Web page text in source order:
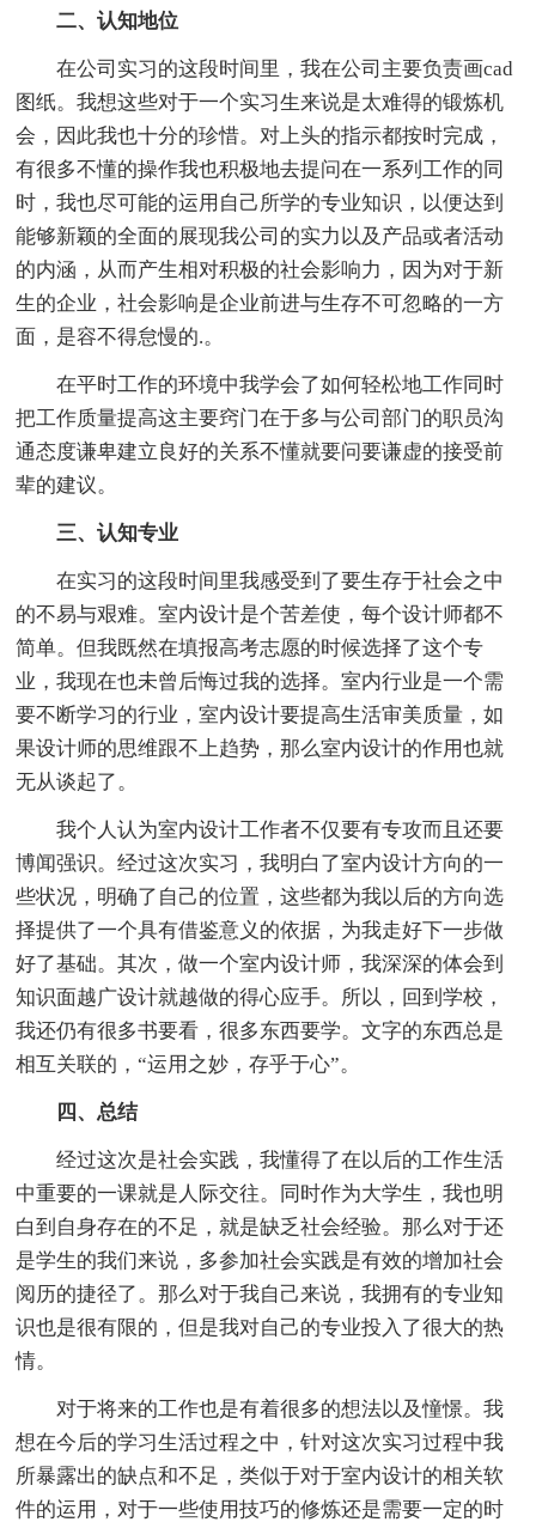
二、认知地位
在公司实习的这段时间里，我在公司主要负责画cad
图纸。我想这些对于一个实习生来说是太难得的锻炼机
会，因此我也十分的珍惜。对上头的指示都按时完成，
有很多不懂的操作我也积极地去提问在一系列工作的同
时，我也尽可能的运用自己所学的专业知识，以便达到
能够新颖的全面的展现我公司的实力以及产品或者活动
的内涵，从而产生相对积极的社会影响力，因为对于新
生的企业，社会影响是企业前进与生存不可忽略的一方
面，是容不得怠慢的.。
在平时工作的环境中我学会了如何轻松地工作同时
把工作质量提高这主要窍门在于多与公司部门的职员沟
通态度谦卑建立良好的关系不懂就要问要谦虚的接受前
辈的建议。
三、认知专业
在实习的这段时间里我感受到了要生存于社会之中
的不易与艰难。室内设计是个苦差使，每个设计师都不
简单。但我既然在填报高考志愿的时候选择了这个专
业，我现在也未曾后悔过我的选择。室内行业是一个需
要不断学习的行业，室内设计要提高生活审美质量，如
果设计师的思维跟不上趋势，那么室内设计的作用也就
无从谈起了。
我个人认为室内设计工作者不仅要有专攻而且还要
博闻强识。经过这次实习，我明白了室内设计方向的一
些状况，明确了自己的位置，这些都为我以后的方向选
择提供了一个具有借鉴意义的依据，为我走好下一步做
好了基础。其次，做一个室内设计师，我深深的体会到
知识面越广设计就越做的得心应手。所以，回到学校，
我还仍有很多书要看，很多东西要学。文字的东西总是
相互关联的，“运用之妙，存乎于心”。
四、总结
经过这次是社会实践，我懂得了在以后的工作生活
中重要的一课就是人际交往。同时作为大学生，我也明
白到自身存在的不足，就是缺乏社会经验。那么对于还
是学生的我们来说，多参加社会实践是有效的增加社会
阅历的捷径了。那么对于我自己来说，我拥有的专业知
识也是很有限的，但是我对自己的专业投入了很大的热
情。
对于将来的工作也是有着很多的想法以及憧憬。我
想在今后的学习生活过程之中，针对这次实习过程中我
所暴露出的缺点和不足，类似于对于室内设计的相关软
件的运用，对于一些使用技巧的修炼还是需要一定的时